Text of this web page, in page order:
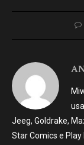
Jeeg, Goldrake,
Star Comics e